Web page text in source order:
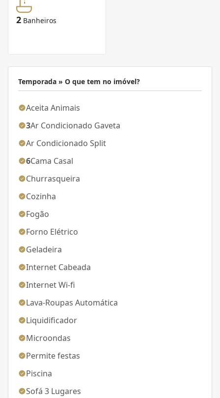
2 Banheiros
Temporada » O que tem no imóvel?
Aceita Animais
3Ar Condicionado Gaveta
Ar Condicionado Split
6Cama Casal
Churrasqueira
Cozinha
Fogão
Forno Elétrico
Geladeira
Internet Cabeada
Internet Wi-fi
Lava-Roupas Automática
Liquidificador
Microondas
Permite festas
Piscina
Sofá 3 Lugares